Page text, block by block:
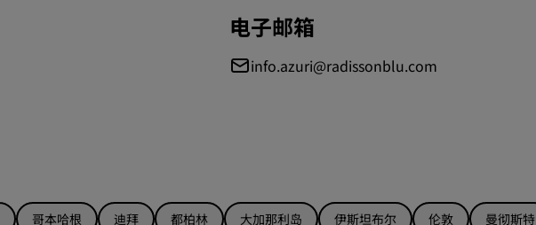
电子邮箱
info.azuri@radissonblu.com
哥本哈根 迪拜 都柏林 大加那利岛 伊斯坦布尔 伦敦 曼彻斯特